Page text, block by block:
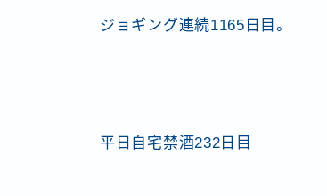
ジョギング連続1165日目。
平日自宅禁酒232日目